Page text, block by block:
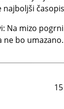
najboljši
Na mizo
ne bo umazano.